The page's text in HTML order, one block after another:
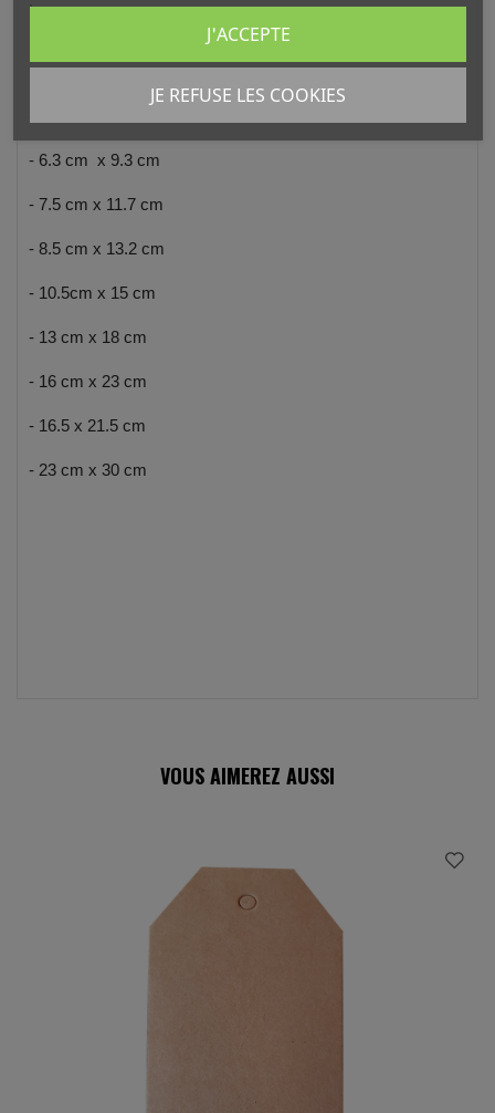
Existe aussi dans les tailles:
- 6.3 cm x 9.3 cm
- 7.5 cm x 11.7 cm
- 8.5 cm x 13.2 cm
- 10.5cm x 15 cm
- 13 cm x 18 cm
- 16 cm x 23 cm
- 16.5 x 21.5 cm
- 23 cm x 30 cm
VOUS AIMEREZ AUSSI
JE REFUSE LES COOKIES
J'ACCEPTE